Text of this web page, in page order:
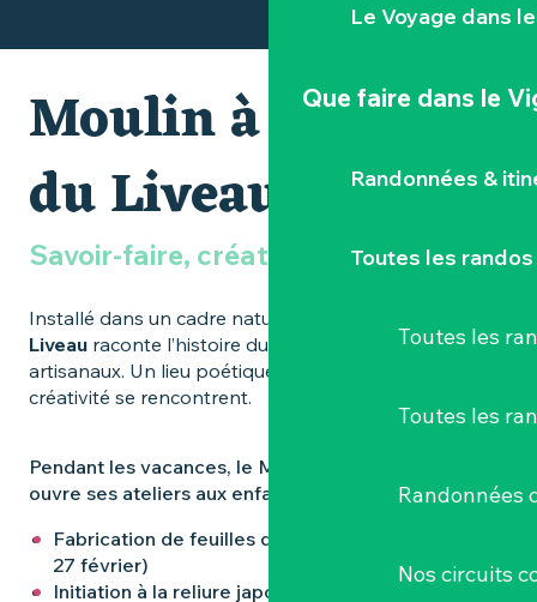
Le Voyage dans
Que faire dans le
Randonnées &
Toutes les randos
Toutes les
Toutes les
Randonnées
Nos circuits
Moulin à papier
du Liveau
Savoir-faire, création et imaginaire
Installé dans un cadre naturel préservé, le
Liveau raconte l’histoire du papier et des gestes
artisanaux. Un lieu poétique où patrimoine et
créativité se rencontrent.
Pendant les vacances, le Moulin du Liveau aussi ré-
ouvre ses ateliers aux enfants et aux familles !
Fabrication de feuilles de papier à la main (18 &
27 février)
Initiation à la reliure japonaise (25 février)